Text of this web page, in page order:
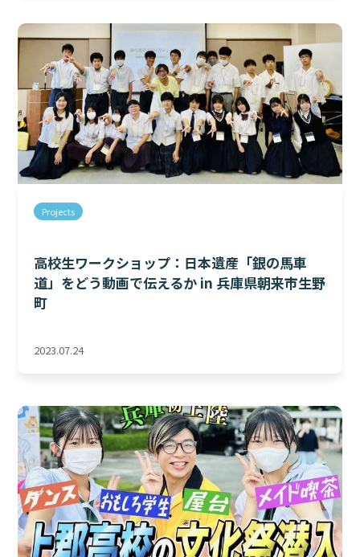
Projects
高校生ワークショップ：日本遺産「銀の馬車
道」をどう動画で伝えるか in 兵庫県朝来市生野
町
2023.07.24